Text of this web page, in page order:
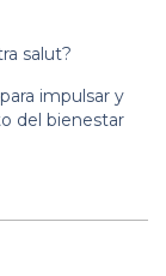
salut?
impulsar y
del bienestar